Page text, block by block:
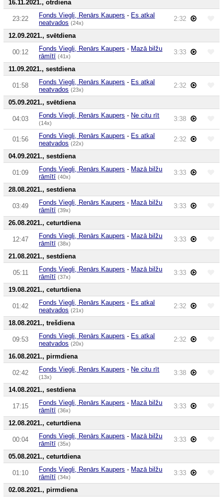
16.11.2021., otrdiena
23:22 Fonds Viegli, Renārs Kaupers - Es atkal
neatvados (24x)
2:32
12.09.2021., svētdiena
00:12 Fonds Viegli, Renārs Kaupers - Mazā bilžu
rāmītī (41x)
3:33
11.09.2021., sestdiena
01:58 Fonds Viegli, Renārs Kaupers - Es atkal
neatvados (23x)
2:32
05.09.2021., svētdiena
04:03 Fonds Viegli, Renārs Kaupers - Ne citu rīt
(14x)
3:38
01:56 Fonds Viegli, Renārs Kaupers - Es atkal
neatvados (22x)
2:32
04.09.2021., sestdiena
01:09 Fonds Viegli, Renārs Kaupers - Mazā bilžu
rāmītī (40x)
3:33
28.08.2021., sestdiena
03:49 Fonds Viegli, Renārs Kaupers - Mazā bilžu
rāmītī (39x)
3:33
26.08.2021., ceturtdiena
12:47 Fonds Viegli, Renārs Kaupers - Mazā bilžu
rāmītī (38x)
3:33
21.08.2021., sestdiena
05:11 Fonds Viegli, Renārs Kaupers - Mazā bilžu
rāmītī (37x)
3:33
19.08.2021., ceturtdiena
01:42 Fonds Viegli, Renārs Kaupers - Es atkal
neatvados (21x)
2:32
18.08.2021., trešdiena
09:53 Fonds Viegli, Renārs Kaupers - Es atkal
neatvados (20x)
2:32
16.08.2021., pirmdiena
02:42 Fonds Viegli, Renārs Kaupers - Ne citu rīt
(13x)
3:38
14.08.2021., sestdiena
17:15 Fonds Viegli, Renārs Kaupers - Mazā bilžu
rāmītī (36x)
3:33
12.08.2021., ceturtdiena
00:04 Fonds Viegli, Renārs Kaupers - Mazā bilžu
rāmītī (35x)
3:33
05.08.2021., ceturtdiena
01:10 Fonds Viegli, Renārs Kaupers - Mazā bilžu
rāmītī (34x)
3:33
02.08.2021., pirmdiena